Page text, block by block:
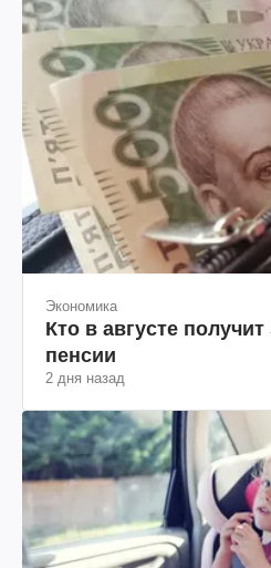
Экономика
Кто в августе
пенсии
2 дня назад